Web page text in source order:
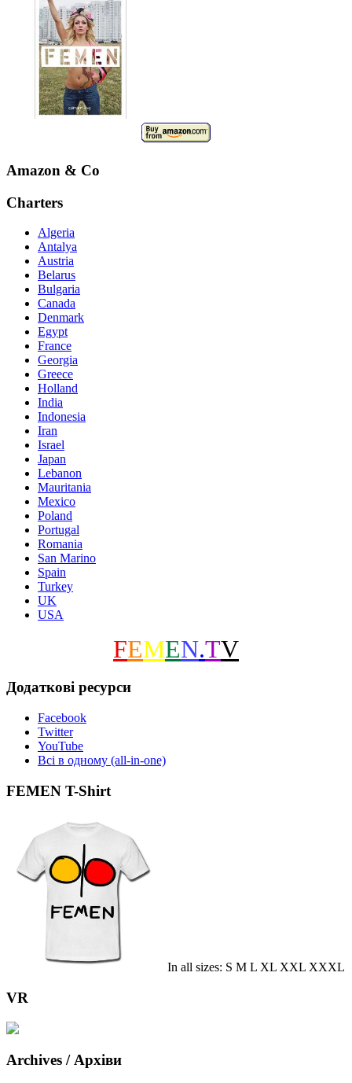
Amazon & Co
Charters
Algeria
Antalya
Austria
Belarus
Bulgaria
Canada
Denmark
Egypt
France
Georgia
Greece
Holland
India
Indonesia
Iran
Israel
Japan
Lebanon
Mauritania
Mexico
Poland
Portugal
Romania
San Marino
Spain
Turkey
UK
USA
FEMEN.TV
Додаткові ресурси
Facebook
Twitter
YouTube
Всі в одному (all-in-one)
FEMEN T-Shirt
In all sizes: S M L XL XXL XXXL
VR
Archives / Архіви